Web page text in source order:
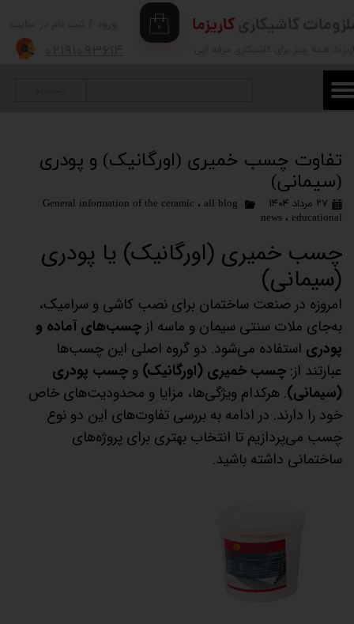
۰
تغییر گذر واژه
سفارشات
کاریزما
تفاوت چسب خمیری (اورگانیک) و پودری
(سیمانی)
۲۷ مرداد ۱۴۰۴ General information of the ceramic ، all blog
news ، educational
چسب خمیری (اورگانیک) یا پودری
(سیمانی)
امروزه در صنعت ساختمان برای نصب کاشی و سرامیک،
به‌جای ملات سنتی سیمان و ماسه از چسب‌های آماده و
پودری استفاده می‌شود. دو گروه اصلی این چسب‌ها
عبارتند از: چسب خمیری (اورگانیک) و چسب پودری
(سیمانی). هرکدام ویژگی‌ها، مزایا و محدودیت‌های خاص
خود را دارند. در ادامه به بررسی تفاوت‌های این دو نوع
چسب می‌پردازیم تا انتخاب بهتری برای پروژه‌های
ساختمانی داشته باشید.